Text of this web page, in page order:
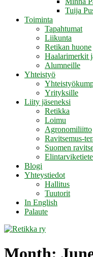
Tuija
Toiminta
Tapahtumat
Liikunta
Retikan huone
Haalarimerkit
Alumneille
Yhteistyö
Yrityksille
Liity jäseneksi
Retikka
Loimu
Agronomiliitto
Ravitsemus-
Suomen
Blogi
Yhteystiedot
Hallitus
Tuutorit
In English
Palaute